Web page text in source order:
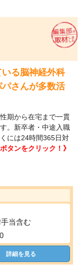
る脳神経外科
さんが多数活
期から在宅まで一貫
。新卒者・中途入職
には24時間365日対
タンをクリック！》
当含む
詳細を見る